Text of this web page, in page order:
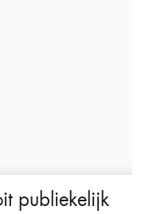
publiekelijk